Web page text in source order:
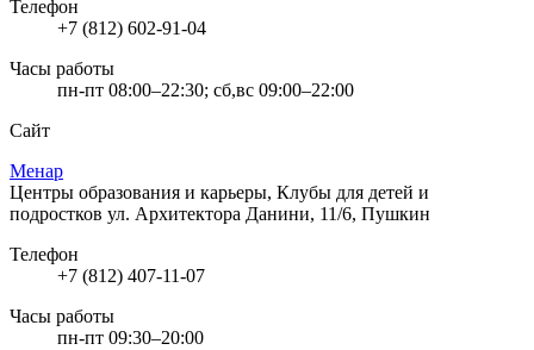
Телефон
+7 (812) 602-91-04
Часы работы
пн-пт 08:00–22:30; сб,вс 09:00–22:00
Сайт
Менар
Центры образования и карьеры, Клубы для детей и
подростков ул. Архитектора Данини, 11/6, Пушкин
Телефон
+7 (812) 407-11-07
Часы работы
пн-пт 09:30–20:00